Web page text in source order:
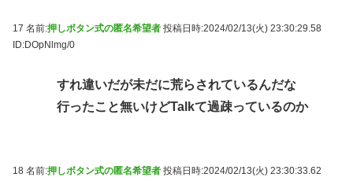
17 名前:押しボタン式の匿名希望者 投稿日時:2024/02/13(火) 23:30:29.58
ID:DOpNlmg/0
すれ違いだが未だに荒らされているんだな
行ったこと無いけどTalkて過疎っているのか
18 名前:押しボタン式の匿名希望者 投稿日時:2024/02/13(火) 23:30:33.62